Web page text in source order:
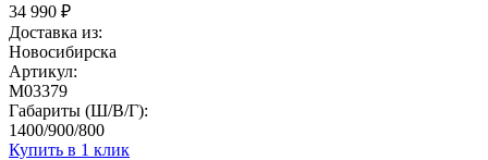
34 990 ₽
Доставка из:
Новосибирска
Артикул:
M03379
Габариты (Ш/В/Г):
1400/900/800
Купить в 1 клик